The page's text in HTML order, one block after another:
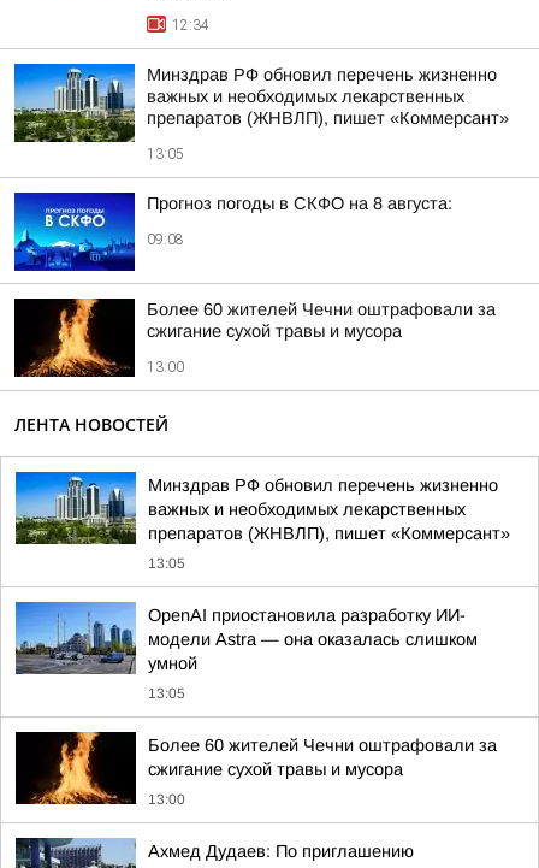
12:34
Минздрав РФ обновил перечень жизненно
важных и необходимых лекарственных
препаратов (ЖНВЛП), пишет «Коммерсант»
13:05
Прогноз погоды в СКФО на 8 августа:
09:08
Более 60 жителей Чечни оштрафовали за
сжигание сухой травы и мусора
13:00
ЛЕНТА НОВОСТЕЙ
Минздрав РФ обновил перечень жизненно
важных и необходимых лекарственных
препаратов (ЖНВЛП), пишет «Коммерсант»
13:05
OpenAI приостановила разработку ИИ-
модели Astra — она оказалась слишком
умной
13:05
Более 60 жителей Чечни оштрафовали за
сжигание сухой травы и мусора
13:00
Ахмед Дудаев: По приглашению